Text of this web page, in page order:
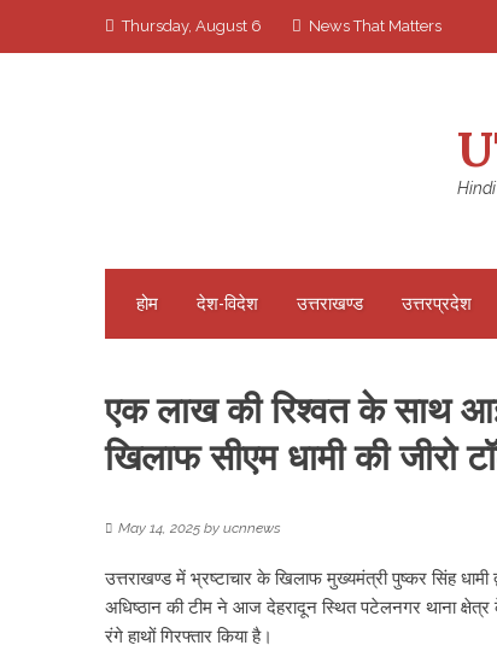
Thursday, August 6 News That Matters
होम देश-विदेश उत्तराखण्ड उत्तरप्रदेश
एक लाख की रिश्वत के साथ
खिलाफ सीएम धामी की जीरो
May 14, 2025 by ucnnews
उत्तराखण्ड में भ्रष्टाचार के खिलाफ मुख्यमंत्री पुष्कर सिंह
अधिष्ठान की टीम ने आज देहरादून स्थित पटेलनगर थाना
रंगे हाथों गिरफ्तार किया है।